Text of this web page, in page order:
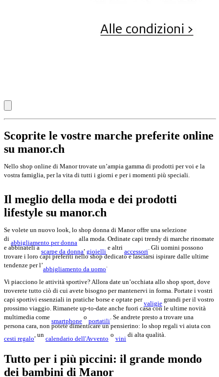
Scoprite le vostre marche preferite online
su manor.ch
Nello shop online di Manor trovate un’ampia gamma di prodotti per voi e la
vostra famiglia, per la vita di tutti i giorni e per i momenti più speciali.
Il meglio della moda e dei prodotti
lifestyle su manor.ch
Se volete un nuovo look, lo shop donna di Manor offre una selezione
di
abbigliamento per donna
alla moda. Ordinate capi trendy di marche rinomate
e abbinateli a
scarpe da donna
,
gioielli
e altri
accessori
. Gli uomini possono
trovare i loro capi preferiti nello shop dedicato e lasciarsi ispirare dalle ultime
tendenze per l’
abbigliamento da uomo
.
Vi piacciono le attività sportive? Allora date un’occhiata allo shop sport, dove
troverete tutto ciò di cui avete bisogno per mantenervi in forma. Portate i vostri
capi sportivi essenziali in pratiche borse e optate per
valigie
grandi per il vostro
prossimo viaggio. Rimanete up-to-date anche fuori casa con le ultime novità
multimedia come
smartphone
o
portatili
. Se andrete presto a trovare una
persona cara, non potete dimenticare un pensierino: lo shop regali vi aiuta con
cesti regalo
, un
calendario dell'Avvento
o
vini
di alta qualità.
Tutto per i più piccini: il grande mondo
dei bambini di Manor